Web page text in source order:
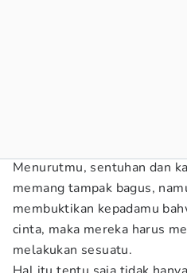
Menurutmu, sentuhan dan
memang tampak bagus,
membuktikan kepadamu
cinta, maka mereka harus
melakukan sesuatu.